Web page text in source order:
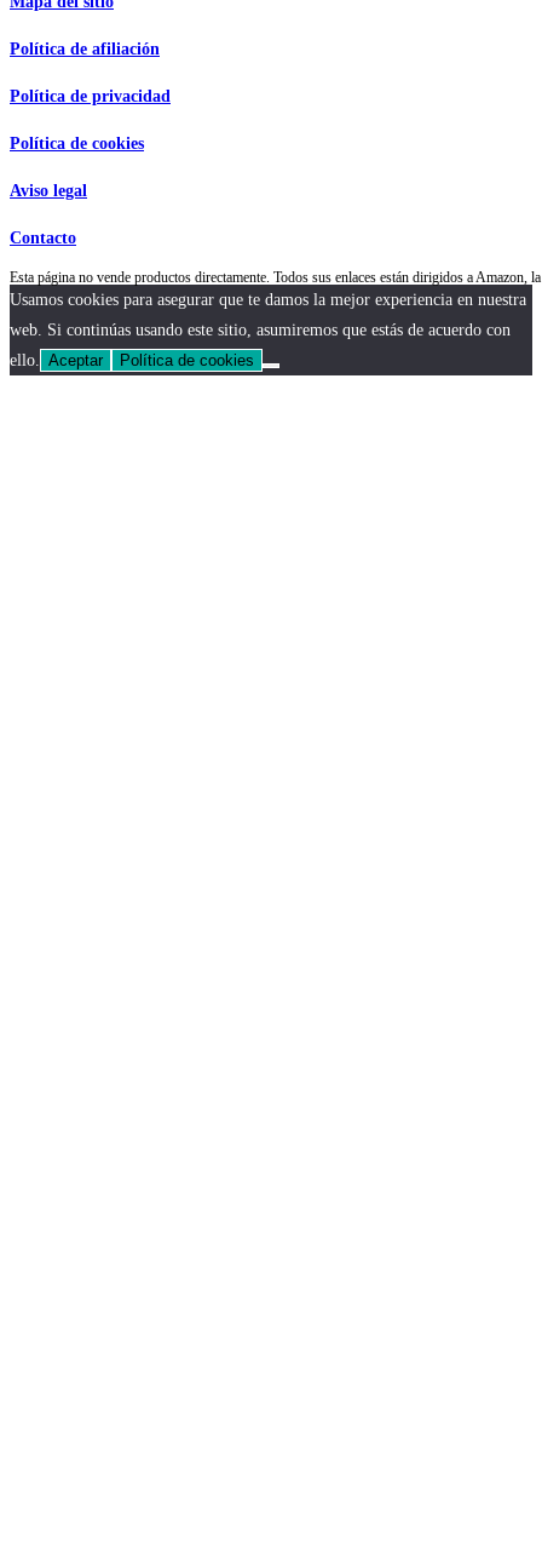
Política de afiliación
Política de privacidad
Política de cookies
Aviso legal
Contacto
Esta página no vende productos directamente. Todos sus enlaces están dirigidos a
Usamos cookies para asegurar que te damos la mejor experiencia en nuestra
web. Si continúas usando este sitio, asumiremos que estás de acuerdo con
ello. Aceptar Política de cookies